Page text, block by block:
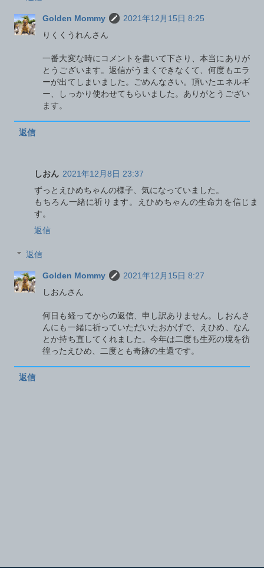
Golden Mommy
2021年12月15日 8:25
りくくうれんさん
一番大変な時にコメントを書いて下さり、本当にありが
とうございます。返信がうまくできなくて、何度もエラ
ーが出てしまいました。ごめんなさい。頂いたエネルギ
ー、しっかり使わせてもらいました。ありがとうござい
ます。
返信
しおん 2021年12月8日 23:37
ずっとえひめちゃんの様子、気になっていました。
もちろん一緒に祈ります。えひめちゃんの生命力を信じま
す。
返信
返信
Golden Mommy
2021年12月15日 8:27
しおんさん
何日も経ってからの返信、申し訳ありません。しおんさ
んにも一緒に祈っていただいたおかげで、えひめ、なん
とか持ち直してくれました。今年は二度も生死の境を彷
徨ったえひめ、二度とも奇跡の生還です。
返信